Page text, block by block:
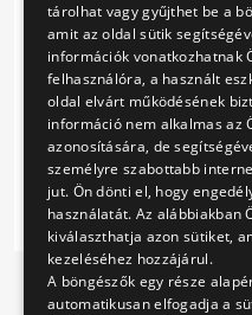
Előző 1 2
7 8 9
tárolhat vagy gyűjthet be a
amit az oldal sütik
információk vonatkozhatnak
felhasználóra, a használt
oldal elvárt működésének
információ nem alkalmas az
azonosítására, de
személyre szabottabb
jut. Ön dönti el, hogy
használatát. Az alábbiakban
kiválaszthatja azon sütiket,
kezeléséhez hozzájárul.
A böngészők egy része
automatikusan elfogadja a